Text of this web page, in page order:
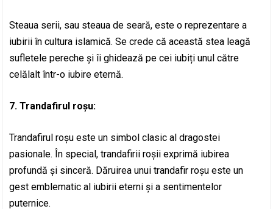
Steaua serii, sau steaua de seară, este o reprezentare a
iubirii în cultura islamică. Se crede că această stea leagă
sufletele pereche și îi ghidează pe cei iubiți unul către
celălalt într-o iubire eternă.
7. Trandafirul roșu:
Trandafirul roșu este un simbol clasic al dragostei
pasionale. În special, trandafirii roșii exprimă iubirea
profundă și sinceră. Dăruirea unui trandafir roșu este un
gest emblematic al iubirii eterni și a sentimentelor
puternice.